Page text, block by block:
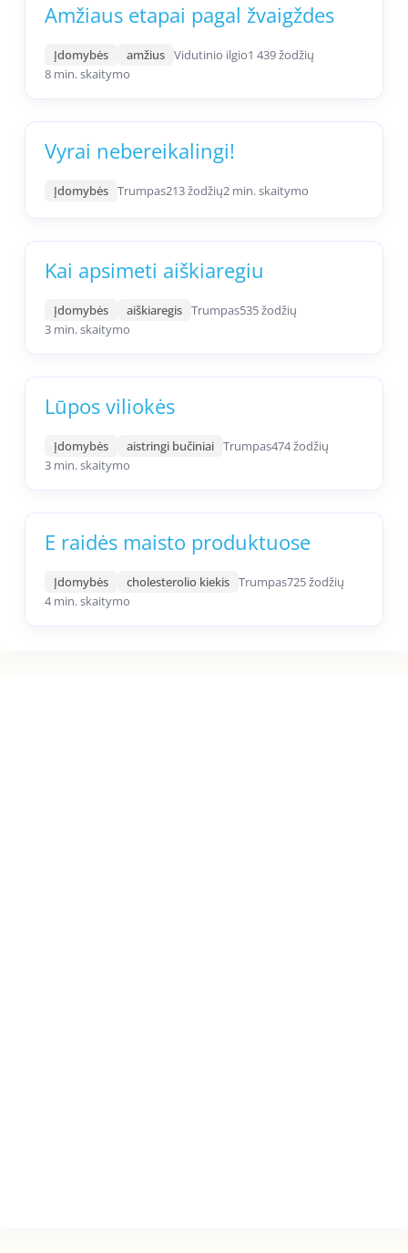
Amžiaus etapai pagal žvaigždes
Įdomybės amžius Vidutinio ilgio1 439 žodžių
8 min. skaitymo
Vyrai nebereikalingi!
Įdomybės Trumpas213 žodžių2 min. skaitymo
Kai apsimeti aiškiaregiu
Įdomybės aiškiaregis Trumpas535 žodžių
3 min. skaitymo
Lūpos viliokės
Įdomybės aistringi bučiniai Trumpas474 žodžių
3 min. skaitymo
E raidės maisto produktuose
Įdomybės cholesterolio kiekis Trumpas725 žodžių
4 min. skaitymo